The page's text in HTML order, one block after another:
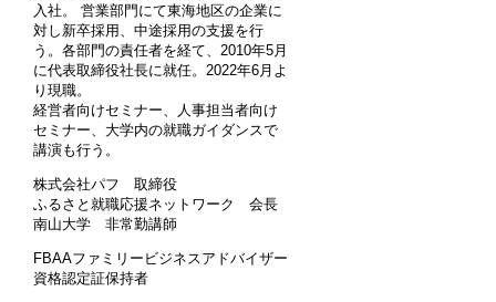
入社。 営業部門にて東海地区の企業に
対し新卒採用、中途採用の支援を行
う。各部門の責任者を経て、2010年5月
に代表取締役社長に就任。2022年6月よ
り現職。
経営者向けセミナー、人事担当者向け
セミナー、大学内の就職ガイダンスで
講演も行う。
株式会社パフ 取締役
ふるさと就職応援ネットワーク 会長
南山大学 非常勤講師
FBAAファミリービジネスアドバイザー
資格認定証保持者